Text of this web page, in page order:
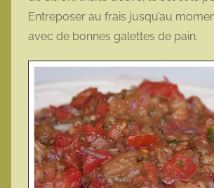
Entreposer au frais jusqu’au
avec de bonnes galettes de pain.